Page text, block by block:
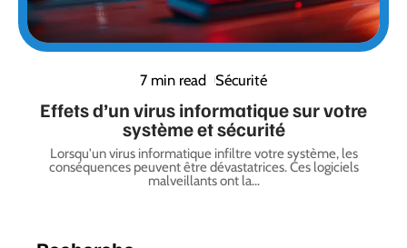
7 min read Sécurité
Effets d’un virus informatique sur votre
système et sécurité
Lorsqu'un virus informatique infiltre votre système, les
conséquences peuvent être dévastatrices. Ces logiciels
malveillants ont la…